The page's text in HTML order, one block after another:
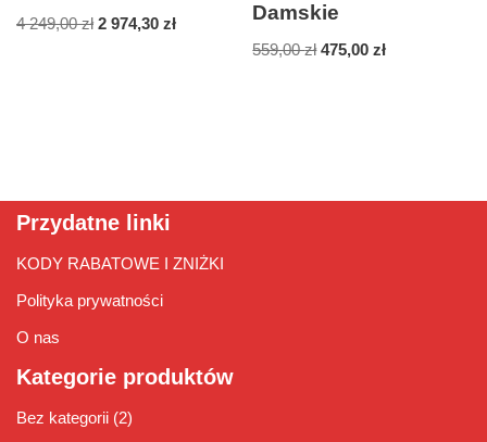
4 249,00zł 2 974,30 zł
Damskie
559,00zł 475,00zł
Przydatne linki
KODY RABATOWE I ZNIŻKI
Polityka prywatności
O nas
Kategorie produktów
Bez kategorii (2)